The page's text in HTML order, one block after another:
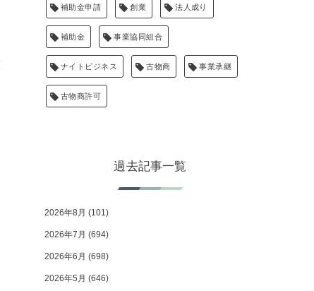
補助金申請 創業 法人成り
補助金 事業協同組合
ナイトビジネス 古物商 事業承継
古物商許可
過去記事一覧
2026年8月 (101)
2026年7月 (694)
2026年6月 (698)
2026年5月 (646)